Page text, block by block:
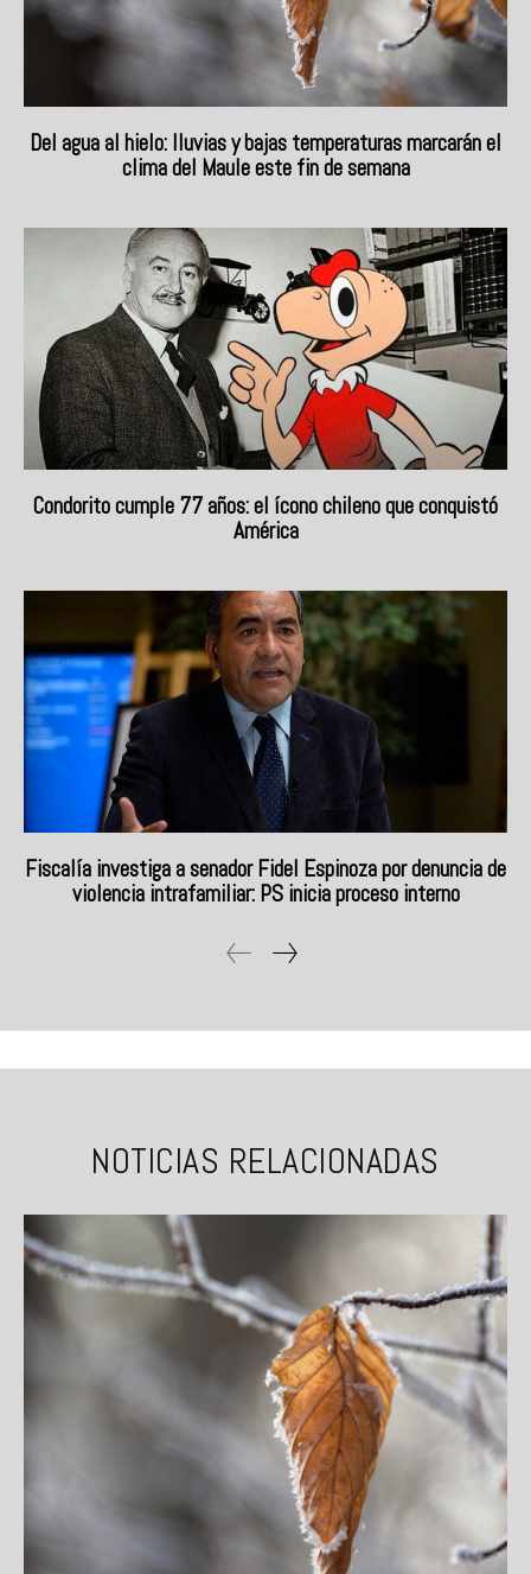
Del agua al hielo: lluvias y bajas temperaturas marcarán el
clima del Maule este fin de semana
Condorito cumple 77 años: el ícono chileno que conquistó
América
Fiscalía investiga a senador Fidel Espinoza por denuncia de
violencia intrafamiliar: PS inicia proceso interno
NOTICIAS RELACIONADAS